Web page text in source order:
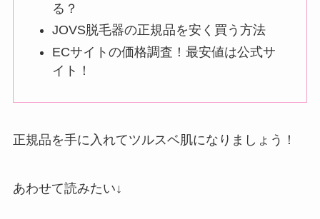
る？
JOVS脱毛器の正規品を安く買う方法
ECサイトの価格調査！最安値は公式サ
イト！
正規品を手に入れてツルスベ肌になりましょう！
あわせて読みたい↓